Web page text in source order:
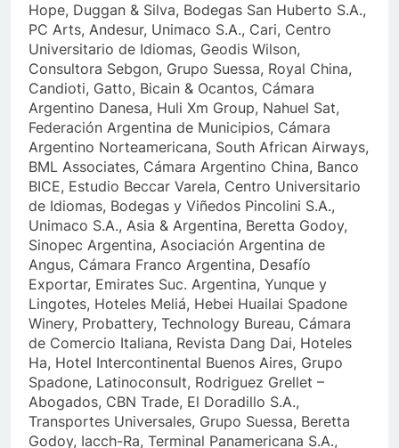
Hope, Duggan & Silva, Bodegas San Huberto S.A.,
PC Arts, Andesur, Unimaco S.A., Cari, Centro
Universitario de Idiomas, Geodis Wilson,
Consultora Sebgon, Grupo Suessa, Royal China,
Candioti, Gatto, Bicain & Ocantos, Cámara
Argentino Danesa, Huli Xm Group, Nahuel Sat,
Federación Argentina de Municipios, Cámara
Argentino Norteamericana, South African Airways,
BML Associates, Cámara Argentino China, Banco
BICE, Estudio Beccar Varela, Centro Universitario
de Idiomas, Bodegas y Viñedos Pincolini S.A.,
Unimaco S.A., Asia & Argentina, Beretta Godoy,
Sinopec Argentina, Asociación Argentina de
Angus, Cámara Franco Argentina, Desafío
Exportar, Emirates Suc. Argentina, Yunque y
Lingotes, Hoteles Meliá, Hebei Huailai Spadone
Winery, Probattery, Technology Bureau, Cámara
de Comercio Italiana, Revista Dang Dai, Hoteles
Ha, Hotel Intercontinental Buenos Aires, Grupo
Spadone, Latinoconsult, Rodriguez Grellet –
Abogados, CBN Trade, El Doradillo S.A.,
Transportes Universales, Grupo Suessa, Beretta
Godoy, Iacch-Ra, Terminal Panamericana S.A.,